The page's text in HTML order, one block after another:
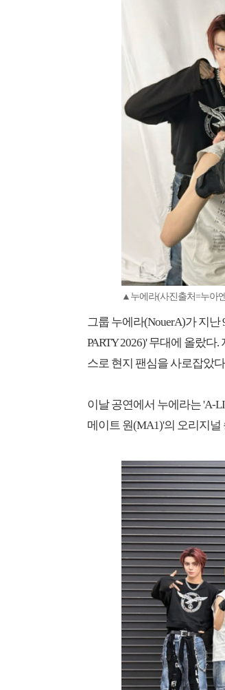
▲누에라(사진출처=누아
그룹 누에라(NouerA)가 지
PARTY 2026)' 무대에 올랐
스로 현지 팬심을 사로잡았
이날 공연에서 누에라는 'A-
메이트 원(MA1)'의 오리지널